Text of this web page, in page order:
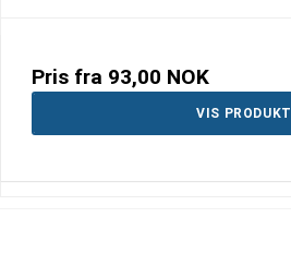
Pris fra 93,00 NOK
VIS PRODUKT